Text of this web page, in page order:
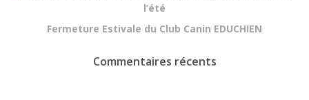
l’été
Fermeture Estivale du Club Canin EDUCHIEN
Commentaires récents